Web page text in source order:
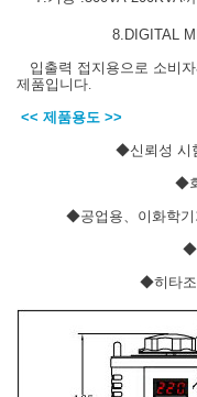
8.DIGITAL
입출력 접지용으로 소비
제품입니다.
<< 제품용도 >>
◆신뢰성 시
◆
◆공업용、 이화학기
◆
◆히타